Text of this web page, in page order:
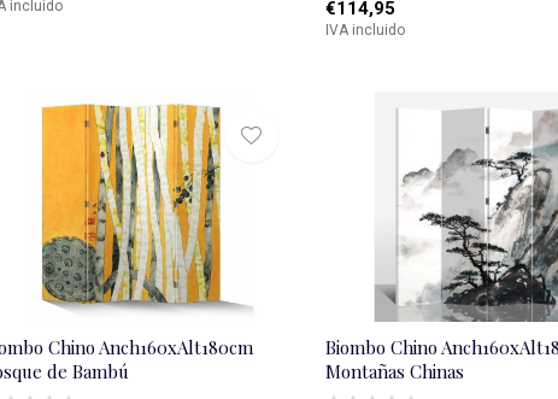
incluido €114,95
IVA incluido
Chino Anch160xAlt180cm
de Bambú
Biombo Chino
Montañas Chinas